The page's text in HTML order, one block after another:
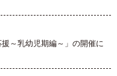
～乳幼児期編～」の開催に